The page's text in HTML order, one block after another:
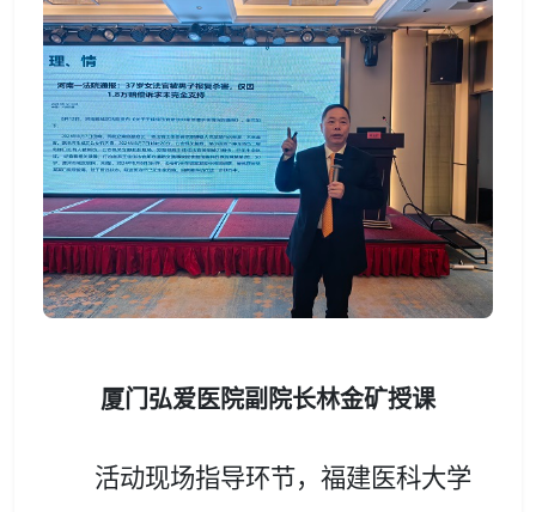
厦门 弘爱医院副院长林金矿授课
活动现场指导环节，福建医科大学